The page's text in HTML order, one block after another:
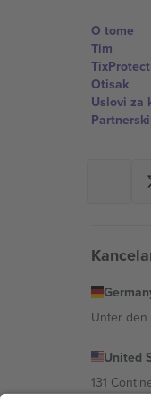
O tome
Tim
TixProtect
Otisak
Uslovi za
Unter den
United
131